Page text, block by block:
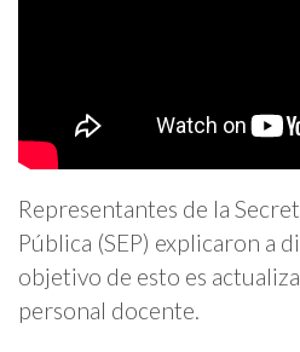
Representantes de la
Pública (SEP) explicaron a
objetivo de esto es
personal docente.